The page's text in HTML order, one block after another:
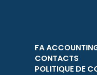
FA
CONTACTS
POLITIQUE DE